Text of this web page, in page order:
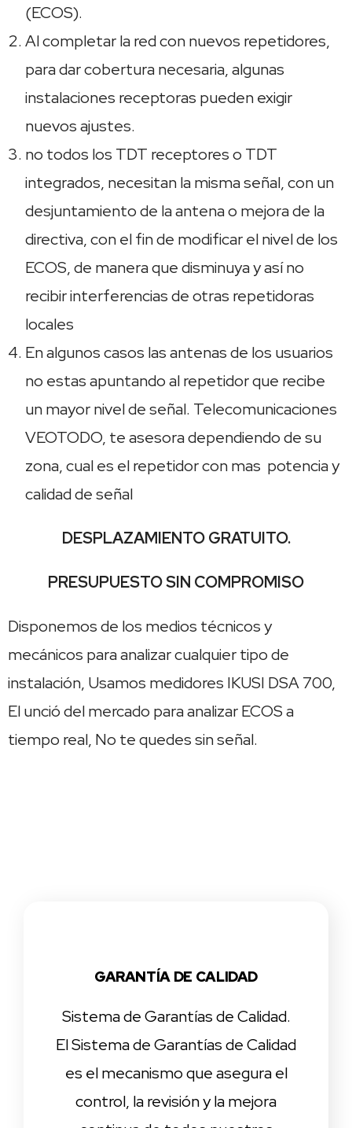
(ECOS).
Al completar la red con nuevos repetidores,
para dar cobertura necesaria, algunas
instalaciones receptoras pueden exigir
nuevos ajustes.
no todos los TDT receptores o TDT
integrados, necesitan la misma señal, con un
desjuntamiento de la antena o mejora de la
directiva, con el fin de modificar el nivel de los
ECOS, de manera que disminuya y así no
recibir interferencias de otras repetidoras
locales
En algunos casos las antenas de los usuarios
no estas apuntando al repetidor que recibe
un mayor nivel de señal. Telecomunicaciones
VEOTODO, te asesora dependiendo de su
zona, cual es el repetidor con mas potencia y
calidad de señal
DESPLAZAMIENTO GRATUITO.
PRESUPUESTO SIN COMPROMISO
Disponemos de los medios técnicos y
mecánicos para analizar cualquier tipo de
instalación, Usamos medidores IKUSI DSA 700,
El unció del mercado para analizar ECOS a
tiempo real, No te quedes sin señal.
GARANTÍA DE CALIDAD
Sistema de Garantías de Calidad.
El Sistema de Garantías de Calidad
es el mecanismo que asegura el
control, la revisión y la mejora